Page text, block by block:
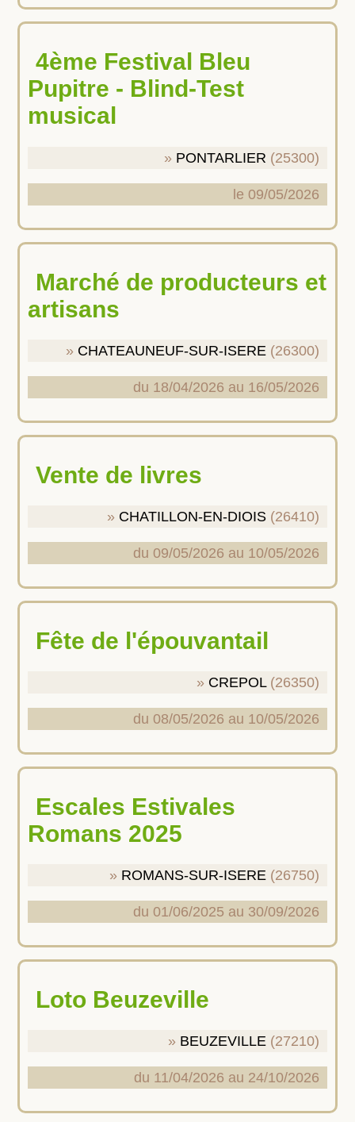
4ème Festival Bleu
Pupitre - Blind-Test
musical
PONTARLIER (25300)
le 09/05/2026
Marché de producteurs et
artisans
CHATEAUNEUF-SUR-ISERE (26300)
du 18/04/2026 au 16/05/2026
Vente de livres
CHATILLON-EN-DIOIS (26410)
du 09/05/2026 au 10/05/2026
Fête de l'épouvantail
CREPOL(26350)
du 08/05/2026 au 10/05/2026
Escales Estivales
Romans 2025
ROMANS-SUR-ISERE (26750)
du 01/06/2025 au 30/09/2026
Loto Beuzeville
BEUZEVILLE (27210)
du 11/04/2026 au 24/10/2026